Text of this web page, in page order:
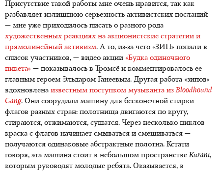
Присутствие такой работы мне очень нравится, так как
разбавляет излишнюю серьезность активистских посланий
— мне уже приходилось писать о разного рода
художественных реакциях на акционистские стратегии и
прямолинейный активизм. А то, из-за чего «ЗИП» попали в
список участников, — видео акции «Будка одиночного
пикета» — показывалось в Тромсё и комментировалось ее
главным героем Эльдаром Ганеевым. Другая работа «зипов»
вдохновлена известным поступком музыканта изBloodhound
Gang. Они соорудили машину для бесконечной стирки
флагов разных стран: полотнища двигаются по кругу,
стираются, отжимаются, сушатся. Через несколько циклов
краска с флагов начинает смываться и смешиваться —
получаются одинаковые абстрактные полотна. Кстати
говоря, эта машина стоит в небольшом пространствеKurant,
которым руководят молодые ребята. Оказывается, в